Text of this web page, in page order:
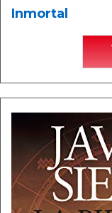
Inmortal